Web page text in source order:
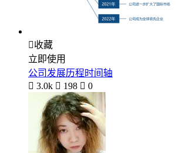
收藏
立即使用
公司发展历程时间轴
 3.0k  198  0